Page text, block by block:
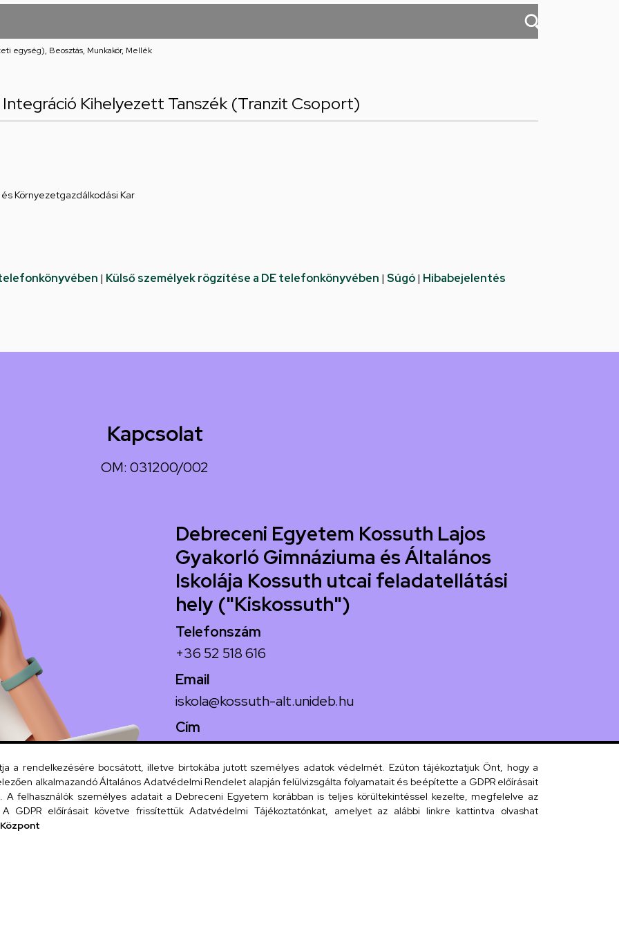
egység), Beosztás, Munkakör, Mellék
Integráció Kihelyezett Tanszék (Tranzit Csoport)
Környezetgazdálkodási Kar
| Külső személyek rögzítése a DE telefonkönyvében | Súgó| Hibabejelentés
Kapcsolat
OM: 031200/002
Debreceni Egyetem Kossuth Lajos
Gyakorló Gimnáziuma és Általános
Iskolája Kossuth utcai feladatellátási
hely ("Kiskossuth")
Telefonszám
+36 52 518 616
Email
iskola@kossuth-alt.unideb.hu
Cím
4024 Debrecen, Kossuth utca 33.
Szervezeti telefonkönyv
a rendelkezésére bocsátott, illetve birtokába jutott személyes adatok védelmét. Ezúton tájékoztatjuk Önt, hogy a
alkalmazandó Általános Adatvédelmi Rendelet alapján felülvizsgálta folyamatait és beépítette a GDPR előírásait
felhasználók személyes adatait a Debreceni Egyetem korábban is teljes körültekintéssel kezelte, megfelelve az
GDPR előírásait követve frissítettük Adatvédelmi Tájékoztatónkat, amelyet az alábbi linkre kattintva olvashat
Központ